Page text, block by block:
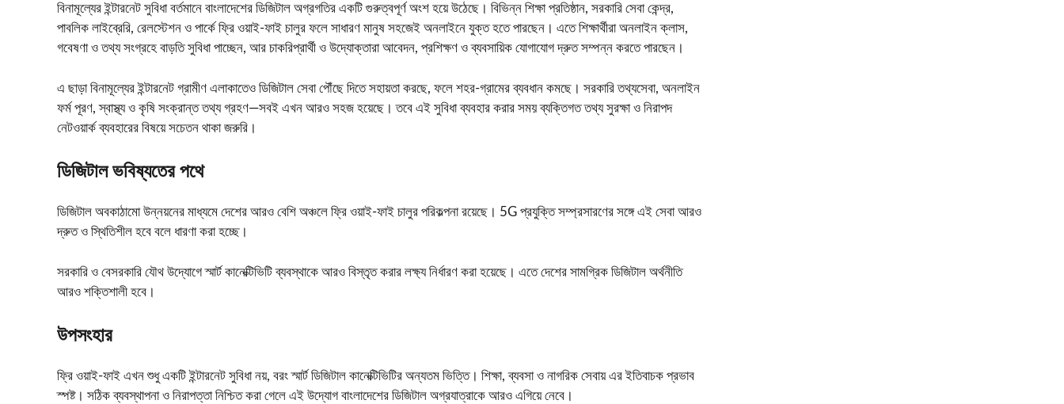
বিনামূল্যের ইন্টারনেট সুবিধা বর্তমানে বাংলাদেশের ডিজিটাল অগ্রগতির একটি গুরুত্বপূর্ণ অংশ হয়ে উঠেছে। বিভিন্ন শিক্ষা প্রতিষ্ঠান, সরকারি সেবা কেন্দ্র,
পাবলিক লাইব্রেরি, রেলস্টেশন ও পার্কে ফ্রি ওয়াই-ফাই চালুর ফলে সাধারণ মানুষ সহজেই অনলাইনে যুক্ত হতে পারছেন। এতে শিক্ষার্থীরা অনলাইন ক্লাস,
গবেষণা ও তথ্য সংগ্রহে বাড়তি সুবিধা পাচ্ছেন, আর চাকরিপ্রার্থী ও উদ্যোক্তারা আবেদন, প্রশিক্ষণ ও ব্যবসায়িক যোগাযোগ দ্রুত সম্পন্ন করতে পারছেন।
এ ছাড়া বিনামূল্যের ইন্টারনেট গ্রামীণ এলাকাতেও ডিজিটাল সেবা পৌঁছে দিতে সহায়তা করছে, ফলে শহর-গ্রামের ব্যবধান কমছে। সরকারি তথ্যসেবা, অনলাইন
ফর্ম পূরণ, স্বাস্থ্য ও কৃষি সংক্রান্ত তথ্য গ্রহণ—সবই এখন আরও সহজ হয়েছে। তবে এই সুবিধা ব্যবহার করার সময় ব্যক্তিগত তথ্য সুরক্ষা ও নিরাপদ
নেটওয়ার্ক ব্যবহারের বিষয়ে সচেতন থাকা জরুরি।
ডিজিটাল ভবিষ্যতের পথে
ডিজিটাল অবকাঠামো উন্নয়নের মাধ্যমে দেশের আরও বেশি অঞ্চলে ফ্রি ওয়াই-ফাই চালুর পরিকল্পনা রয়েছে। 5G প্রযুক্তি সম্প্রসারণের সঙ্গে এই সেবা আরও
দ্রুত ও স্থিতিশীল হবে বলে ধারণা করা হচ্ছে।
সরকারি ও বেসরকারি যৌথ উদ্যোগে স্মার্ট কানেক্টিভিটি ব্যবস্থাকে আরও বিস্তৃত করার লক্ষ্য নির্ধারণ করা হয়েছে। এতে দেশের সামগ্রিক ডিজিটাল অর্থনীতি
আরও শক্তিশালী হবে।
উপসংহার
ফ্রি ওয়াই-ফাই এখন শুধু একটি ইন্টারনেট সুবিধা নয়, বরং স্মার্ট ডিজিটাল কানেক্টিভিটির অন্যতম ভিত্তি। শিক্ষা, ব্যবসা ও নাগরিক সেবায় এর ইতিবাচক প্রভাব
স্পষ্ট। সঠিক ব্যবস্থাপনা ও নিরাপত্তা নিশ্চিত করা গেলে এই উদ্যোগ বাংলাদেশের ডিজিটাল অগ্রযাত্রাকে আরও এগিয়ে নেবে।